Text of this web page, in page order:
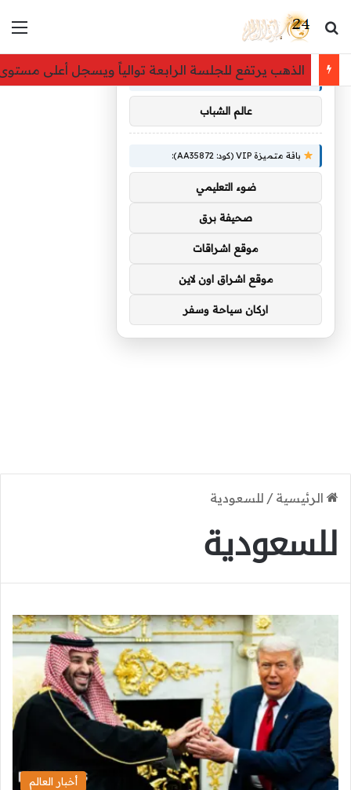
بحث عن
الذهب يرتفع للجلسة الرابعة توالياً ويسجل أعلى
الرئيسية / للسعودية
للسعودية
أخبار العالم
توصيات :
باقة متميزة VIP (كود: AA86842):
عالم الشباب
باقة متميزة VIP (كود: AA35872):
ضوء التعليمي
صحيفة برق
موقع اشراقات
موقع اشراق اون لاين
اركان سياحة وسفر